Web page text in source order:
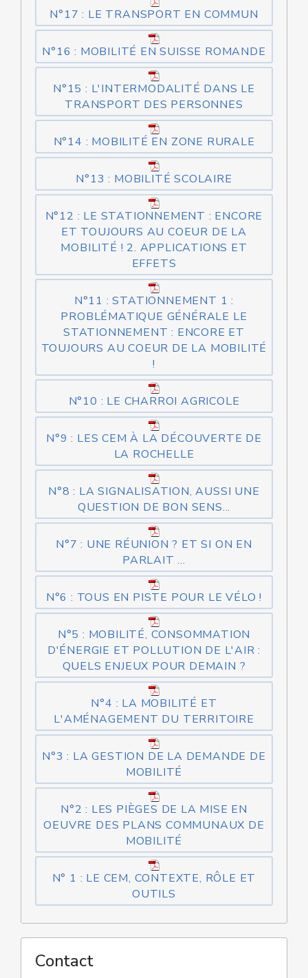
N°17 : LE TRANSPORT EN COMMUN
N°16 : MOBILITÉ EN SUISSE ROMANDE
N°15 : L'INTERMODALITÉ DANS LE
TRANSPORT DES PERSONNES
N°14 : MOBILITÉ EN ZONE RURALE
N°13 : MOBILITÉ SCOLAIRE
N°12 : LE STATIONNEMENT : ENCORE
ET TOUJOURS AU COEUR DE LA
MOBILITÉ ! 2. APPLICATIONS ET
EFFETS
N°11 : STATIONNEMENT 1 :
PROBLÉMATIQUE GÉNÉRALE LE
STATIONNEMENT : ENCORE ET
TOUJOURS AU COEUR DE LA MOBILITÉ
!
N°10 : LE CHARROI AGRICOLE
N°9 : LES CEM À LA DÉCOUVERTE DE
LA ROCHELLE
N°8 : LA SIGNALISATION, AUSSI UNE
QUESTION DE BON SENS...
N°7 : UNE RÉUNION ? ET SI ON EN
PARLAIT ...
N°6 : TOUS EN PISTE POUR LE VÉLO !
N°5 : MOBILITÉ, CONSOMMATION
D'ÉNERGIE ET POLLUTION DE L'AIR :
QUELS ENJEUX POUR DEMAIN ?
N°4 : LA MOBILITÉ ET
L'AMÉNAGEMENT DU TERRITOIRE
N°3 : LA GESTION DE LA DEMANDE DE
MOBILITÉ
N°2 : LES PIÈGES DE LA MISE EN
OEUVRE DES PLANS COMMUNAUX DE
MOBILITÉ
N° 1 : LE CEM, CONTEXTE, RÔLE ET
OUTILS
Contact